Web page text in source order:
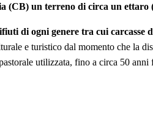
un terreno di circa un
di ogni genere tra cui carcasse
e turistico dal momento che
utilizzata, fino a circa 50